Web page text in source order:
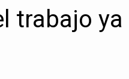
trabajo